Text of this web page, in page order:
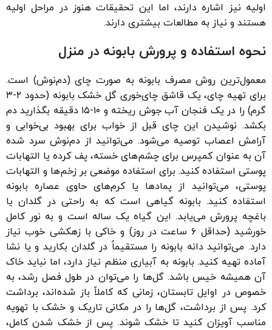
اولیه نیز اشاره دارند، اما این تحقیقات هنوز در مراحل اولیه
هستند و نیاز به مطالعات بیشتری دارند.
نحوه استفاده و پرورش بابونه در منزل
معمول‌ترین روش مصرف بابونه به صورت چای (دم‌نوش) است.
برای تهیه چای، یک قاشق چای‌خوری گل خشک بابونه (حدود ۲-۳
گرم) را در یک فنجان آب جوش ریخته و ۱۰-۱۵ دقیقه بگذارید دم
بکشد. نوشیدن این چای قبل از خواب برای بهبود بی‌خوابی و
آرامش اعصاب توصیه می‌شود. می‌توانید از دم‌نوش سرد شده
آن به عنوان کمپرس برای چشم‌های خسته، پف کرده یا التهابات
پوستی استفاده کنید. برای استفاده موضعی بر زخم‌ها و التهابات
پوستی، می‌توانید از پمادها یا کرم‌های حاوی عصاره بابونه
استفاده کنید. بابونه گیاهی است که به راحتی در گلدان یا
باغچه پرورش می‌یابد. این گیاه یک ساله است و به نور کامل
خورشید (حداقل ۶ ساعت در روز) و خاکی با زهکشی خوب نیاز
دارد. می‌توانید دانه بابونه را مستقیماً در گلدان بکارید و یا نشا
آماده تهیه کنید. بابونه به آبیاری منظم نیاز دارد، اما نباید خاک
آن همیشه خیس باشد. گل‌ها را می‌توان در طول فصل رشد، به
خصوص در اوایل تابستان، زمانی که کاملاً باز شده‌اند، برداشت
کرد. پس از برداشت، گل‌ها را در مکانی تاریک و خشک با تهویه
مناسب آویزان کنید تا خشک شوند. پس از خشک شدن کامل،